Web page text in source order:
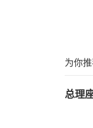
为你
总理